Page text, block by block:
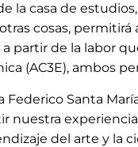
casa de
cosas,
partir de la labor
(AC3E), ambos
Federico Santa
nuestra
del arte y la